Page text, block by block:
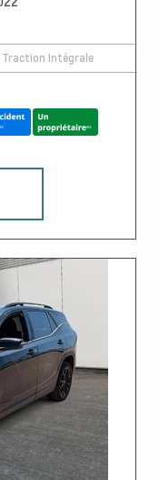
Traction Intégrale